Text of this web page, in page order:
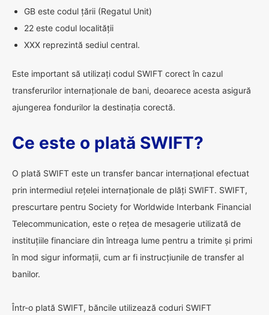
GB este codul țării (Regatul Unit)
22 este codul localității
XXX reprezintă sediul central.
Este important să utilizați codul SWIFT corect în cazul
transferurilor internaționale de bani, deoarece acesta asigură
ajungerea fondurilor la destinația corectă.
Ce este o plată SWIFT?
O plată SWIFT este un transfer bancar internațional efectuat
prin intermediul rețelei internaționale de plăți SWIFT. SWIFT,
prescurtare pentru Society for Worldwide Interbank Financial
Telecommunication, este o rețea de mesagerie utilizată de
instituțiile financiare din întreaga lume pentru a trimite și primi
în mod sigur informații, cum ar fi instrucțiunile de transfer al
banilor.
Într-o plată SWIFT, băncile utilizează coduri SWIFT